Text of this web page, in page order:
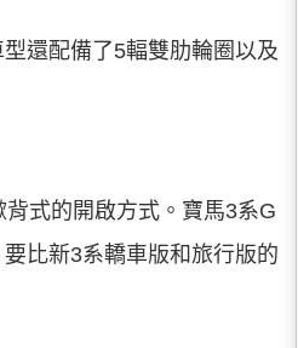
還配備了5輻雙肋輪圈以及
式的開啟方式。寶馬3系G
比新3系轎車版和旅行版的